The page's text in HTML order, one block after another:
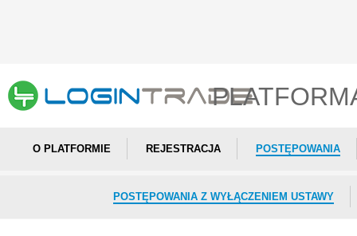
O PLATFORMIE REJESTRACJA POSTĘPOWANIA
POSTĘPOWANIA Z WYŁĄCZENIEM USTAWY